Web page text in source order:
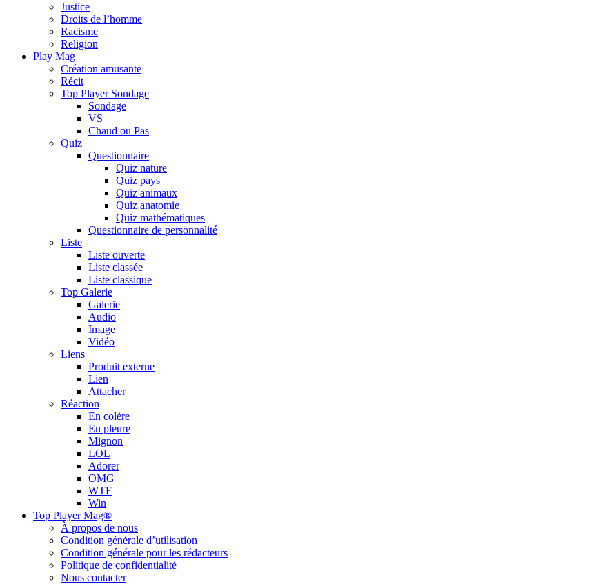
Justice
Droits de l’homme
Racisme
Religion
Play Mag
Création amusante
Récit
Top Player Sondage
Sondage
VS
Chaud ou Pas
Quiz
Questionnaire
Quiz nature
Quiz pays
Quiz animaux
Quiz anatomie
Quiz mathématiques
Questionnaire de personnalité
Liste
Liste ouverte
Liste classée
Liste classique
Top Galerie
Galerie
Audio
Image
Vidéo
Liens
Produit externe
Lien
Attacher
Réaction
En colère
En pleure
Mignon
LOL
Adorer
OMG
WTF
Win
Top Player Mag®
À propos de nous
Condition générale d’utilisation
Condition générale pour les rédacteurs
Politique de confidentialité
Nous contacter